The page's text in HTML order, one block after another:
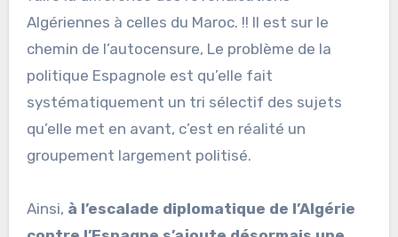
Algériennes à celles du Maroc. !! Il est sur le
chemin de l’autocensure, Le problème de la
politique Espagnole est qu’elle fait
systématiquement un tri sélectif des sujets
qu’elle met en avant, c’est en réalité un
groupement largement politisé.
Ainsi, à l’escalade diplomatique de l’Algérie